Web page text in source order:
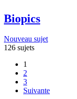
Biopics
Nouveau sujet
126 sujets
1
2
3
Suivante